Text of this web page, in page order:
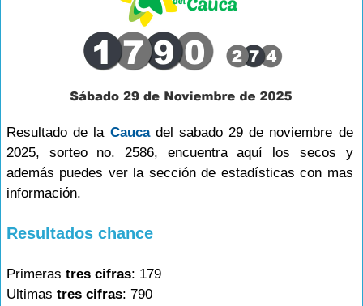
Resultado de la Caucadel sabado 29 de noviembre de
2025, sorteo no. 2586, encuentra aquí los secos y
además puedes ver la sección de estadísticas con mas
información.
Resultados chance
Primeras tres cifras: 179
Ultimas tres cifras: 790